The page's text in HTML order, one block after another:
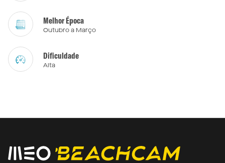
Melhor Época
Outubro a Março
Dificuldade
Alta